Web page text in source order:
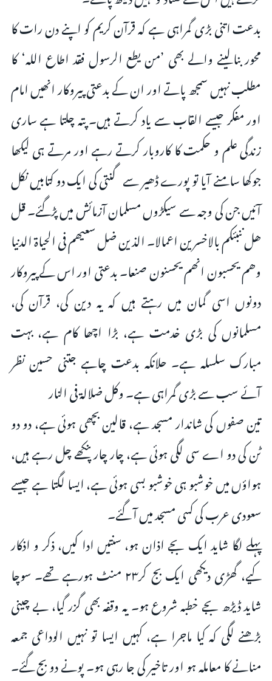
بدعت اتنی بڑی گمراہی ہے کہ قرآن کریم کو اپنے دن رات کا
محور بنالینے والے بھی ’من یطع الرسول فقد اطاع اللہ‘ کا
مطلب نہیں سمجھ پاتے اور ان کے بدعتی پیروکار انھیں امام
اور مفکر جیسے القاب سے یاد کرتے ہیں۔ پتہ چلتا ہے ساری
زندگی علم و حکمت کا کاروبار کرتے رہے اور مرتے ہی لیکھا
جوکھا سامنے آیا تو پورے ڈھیر سے گنتی کی ایک دو کتابیں نکل
آئیں جن کی وجہ سے سیکڑوں مسلمان آزمائش میں پڑگئے۔ قل
ھل ننبئکم بالاخسرین اعمالا۔ الذین ضل سعیھم فی الحیاۃ الدنیا
وھم یحسبون انھم یحسنون صنعا۔ بدعتی اور اس کے پیروکار
دونوں اسی گمان میں رہتے ہیں کہ یہ دین کی، قرآن کی،
مسلمانوں کی بڑی خدمت ہے، بڑا اچھا کام ہے، بہت
مبارک سلسلہ ہے۔ حلانکہ بدعت چاہے جتنی حسین نظر
آئے سب سے بڑی گمراہی ہے۔ وکل ضلالۃ فی النار
تین صفوں کی شاندار مسجد ہے، قالین بچھی ہوئی ہے، دو دو
ٹن کی دو اے سی لگی ہوئی ہے، چار چار پنکھے چل رہے ہیں،
ہواؤں میں خوشبو ہی خوشبو بسی ہوئی ہے، ایسا لگتا ہے جیسے
سعودی عرب کی کسی مسجد میں آ گئے۔
پہلے لگا شاید ایک بجے اذان ہو، سنتیں ادا کیں، ذکر و اذکار
کیے، گھڑی دیکھی ایک بج کر۲۳ منٹ ہورہے تھے۔ سوچا
شاید ڈیڑھ بجے خطبہ شروع ہو۔ یہ وقفہ بھی گزر گیا، بے چینی
بڑھنے لگی کہ کیا ماجرا ہے، کہیں ایسا تو نہیں الوداعی جمعہ
منانے کا معاملہ ہو اور تاخیر کی جا رہی ہو۔ پونے دو بج گئے۔